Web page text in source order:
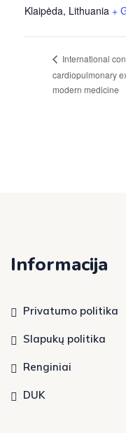
Klaipėda, Lithuania +
International
cardiopulmonary
modern medicine
Informacija
Privatumo politika
Slapukų politika
Renginiai
DUK